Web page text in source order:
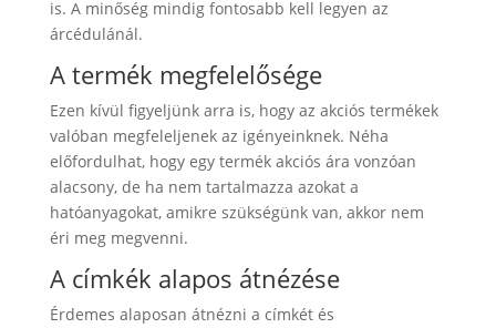
is. A minőség mindig fontosabb kell legyen az
árcédulánál.
A termék megfelelősége
Ezen kívül figyeljünk arra is, hogy az akciós termékek
valóban megfeleljenek az igényeinknek. Néha
előfordulhat, hogy egy termék akciós ára vonzóan
alacsony, de ha nem tartalmazza azokat a
hatóanyagokat, amikre szükségünk van, akkor nem
éri meg megvenni.
A címkék alapos átnézése
Érdemes alaposan átnézni a címkét és